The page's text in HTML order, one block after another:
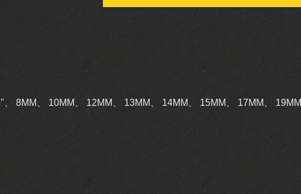
8MM、 10MM、 12MM、 13MM、 14MM、 15MM、 17MM、 19MM